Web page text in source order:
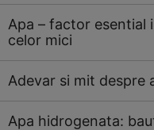
Apa – factor esential
celor mici
Adevar si mit despre
Apa hidrogenata: